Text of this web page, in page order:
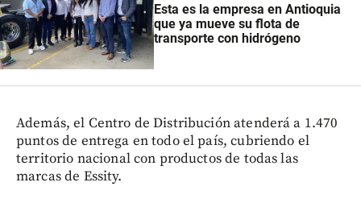
Esta es la empresa en Antioquia
que ya mueve su flota de
transporte con hidrógeno
Además, el Centro de Distribución atenderá a 1.470
puntos de entrega en todo el país, cubriendo el
territorio nacional con productos de todas las
marcas de Essity.